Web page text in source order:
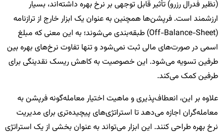
(نظیر فدرال رزرو) تأثیر قابل توجهی بر نرخ بهره داشته‌اند، بسیار
ارزشمند است. فرپشن‌ها همچنین به عنوان یک ابزار خارج از ترازنامه
(Off-Balance-Sheet) طبقه‌بندی می‌شوند؛ به این معنی که مبلغ
اسمی در صورت‌های مالی ثبت نمی‌شود و تنها تفاوت نرخ‌های بهره بین
طرفین تسویه می‌شود. این خصوصیت به کاهش ریسک نقدینگی برای
طرفین کمک می‌کند.
علاوه بر این، انعطاف‌پذیری و ماهیت اختیار معامله‌گونه فرپشن به
معامله‌گران اجازه می‌دهد تا استراتژی‌های پیچیده‌تری برای مدیریت
نرخ بهره طراحی کنند. این ابزار می‌تواند به عنوان بخشی از یک استراتژی